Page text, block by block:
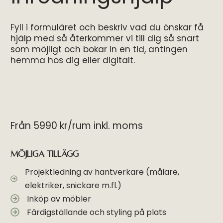
Fyll i formuläret och beskriv vad du önskar få
hjälp med så återkommer vi till dig så snart
som möjligt och bokar in en tid, antingen
hemma hos dig eller digitalt.
Från 5990 kr/rum inkl. moms
Möjliga tillägg
Projektledning av hantverkare (målare,
elektriker, snickare m.fl.)
Inköp av möbler
Färdigställande och styling på plats